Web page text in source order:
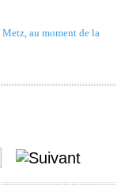
au moment de la